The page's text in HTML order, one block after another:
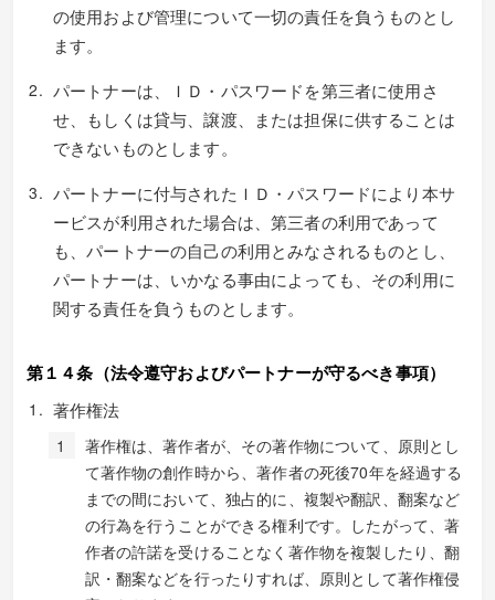
の使用および管理について一切の責任を負うものとし
ます。
パートナーは、ＩＤ・パスワードを第三者に使用さ
せ、もしくは貸与、譲渡、または担保に供することは
できないものとします。
パートナーに付与されたＩＤ・パスワードにより本サ
ービスが利用された場合は、第三者の利用であって
も、パートナーの自己の利用とみなされるものとし、
パートナーは、いかなる事由によっても、その利用に
関する責任を負うものとします。
第１４条（法令遵守およびパートナーが守るべき事項）
著作権法
著作権は、著作者が、その著作物について、原則とし
て著作物の創作時から、著作者の死後70年を経過する
までの間において、独占的に、複製や翻訳、翻案など
の行為を行うことができる権利です。したがって、著
作者の許諾を受けることなく著作物を複製したり、翻
訳・翻案などを行ったりすれば、原則として著作権侵